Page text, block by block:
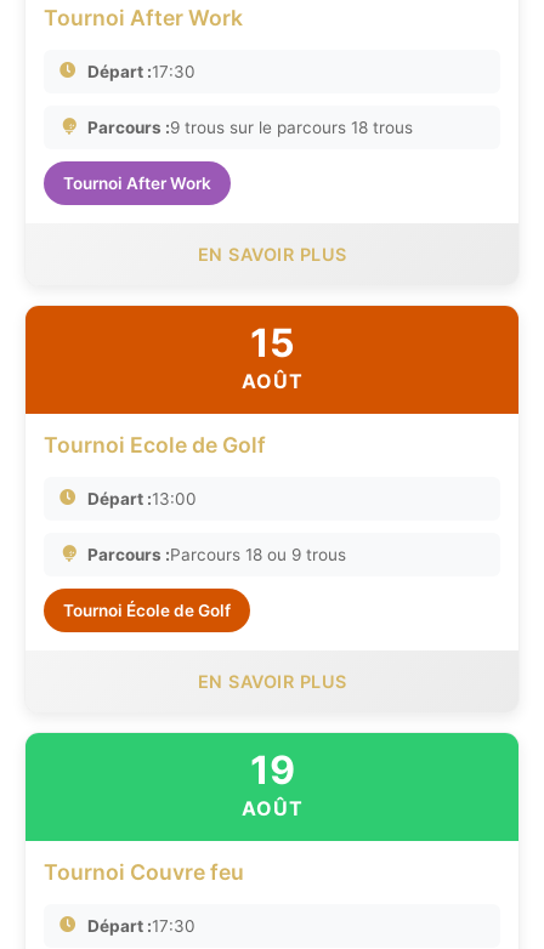
Tournoi After Work
Départ :17:30
Parcours :9 trous sur le parcours 18 trous
Tournoi After Work
EN SAVOIR PLUS
15
AOÛT
Tournoi Ecole de Golf
Départ :13:00
Parcours :Parcours 18 ou 9 trous
Tournoi École de Golf
EN SAVOIR PLUS
19
AOÛT
Tournoi Couvre feu
Départ :17:30